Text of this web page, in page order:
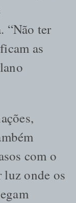
“Não ter
as
com o
luz onde os